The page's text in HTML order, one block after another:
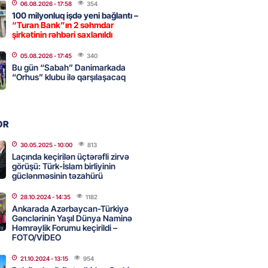
Səudiyyə Ərəbistanı və
- 15:15 114
bu silahı verməkdən
var
- 15:00 127
İran millisindən İMTİNA
ölkəni seçdilər
- 14:45
06.08.2026- 17:58 354
100 milyonluq işdə yeni bağlantı –
“Turan Bank”ın 2 səhmdar
şirkətinin rəhbəri saxlanıldı
05.08.2026- 17:45 340
Bu gün “Sabah” Danimarkada
“Orhus” klubu ilə qarşılaşacaq
30.05.2025- 10:00 813
Laçında keçirilən üçtərəfli zirvə
görüşü: Türk-İslam birliyinin
güclənməsinin təzahürü
28.10.2024- 14:35 1182
Ankarada Azərbaycan-Türkiyə
Gənclərinin Yaşıl Dünya Naminə
Həmrəylik Forumu keçirildi –
FOTO/VİDEO
21.10.2024- 13:15 954